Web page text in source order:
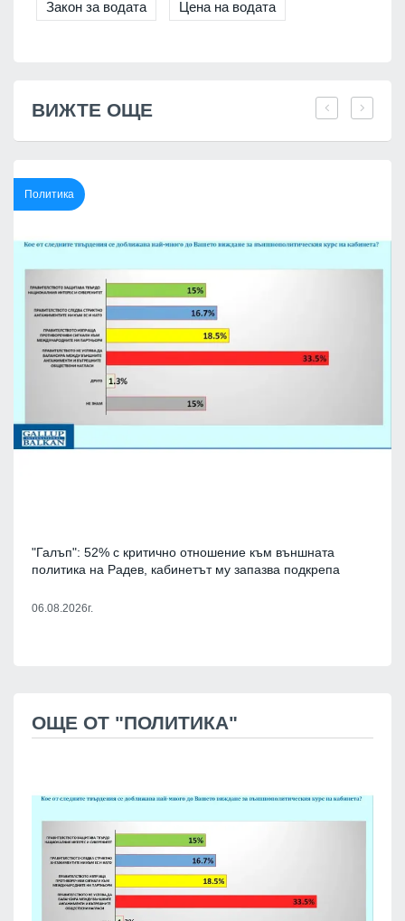
Закон за водата Цена на водата
ВИЖТЕ ОЩЕ
Политика
"Галъп": 52% с критично отношение към външната
политика на Радев, кабинетът му запазва подкрепа
06.08.2026г.
ОЩЕ ОТ "ПОЛИТИКА"